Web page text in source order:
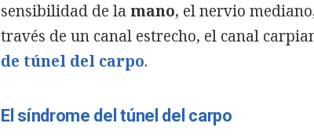
sensibilidad de la mano, el nervio
través de un canal estrecho, el canal
de túnel del carpo.
El síndrome del túnel del carpo